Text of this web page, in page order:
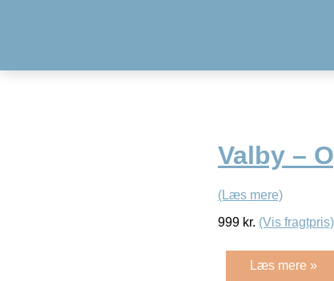
Valby –
(Læs mere)
999 kr. (Vis fragtpris)
Læs mere »